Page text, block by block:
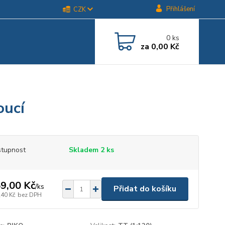
CZK Přihlášení
0ks
za 0,00 Kč
Skladem 2 ks
Kč/ks
Kč bez DPH
Přidat do košíku